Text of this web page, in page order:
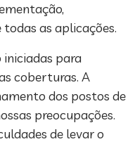
as aplicações.
iniciadas para
coberturas. A
dos postos de
preocupações.
de levar o